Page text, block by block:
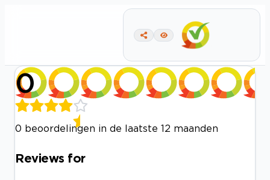
0
0 beoordelingen in de laatste 12 maanden
Reviews for